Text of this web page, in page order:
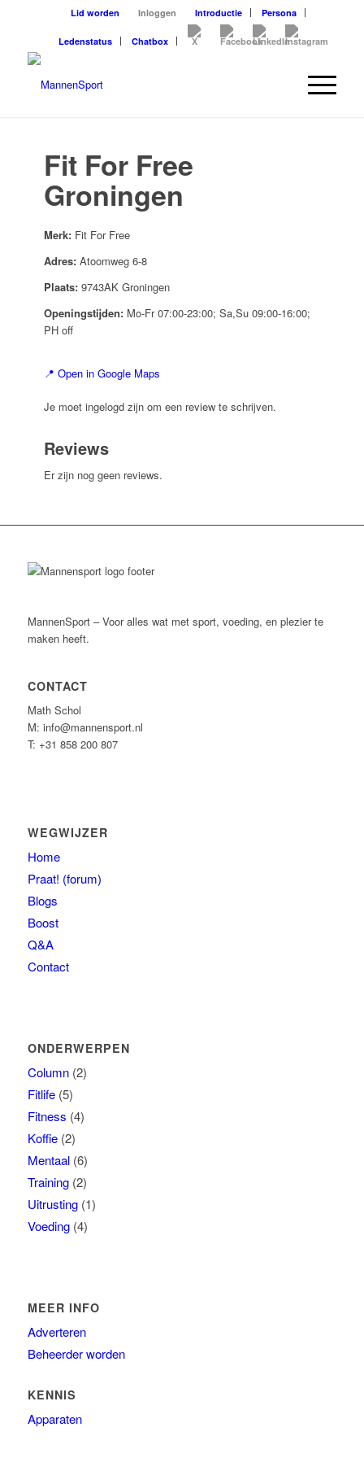
Lid worden Inloggen Introductie Persona
Ledenstatus Chatbox
Fit For Free
Groningen
Merk:Fit For Free
Adres:Atoomweg 6-8
Plaats:9743AK Groningen
Openingstijden:Mo-Fr 07:00-23:00; Sa,Su 09:00-16:00;
PH off
📍 Open in Google Maps
Je moet ingelogd zijn om een review te schrijven.
Reviews
Er zijn nog geen reviews.
MannenSport – Voor alles wat met sport, voeding, en plezier te
maken heeft.
CONTACT
Math Schol
M: info@mannensport.nl
T: +31 858 200 807
WEGWIJZER
Home
Praat! (forum)
Blogs
Boost
Q&A
Contact
ONDERWERPEN
Column(2)
Fitlife(5)
Fitness (4)
Koffie(2)
Mentaal(6)
Training(2)
Uitrusting(1)
Voeding(4)
MEER INFO
Adverteren
Beheerder worden
KENNIS
Apparaten